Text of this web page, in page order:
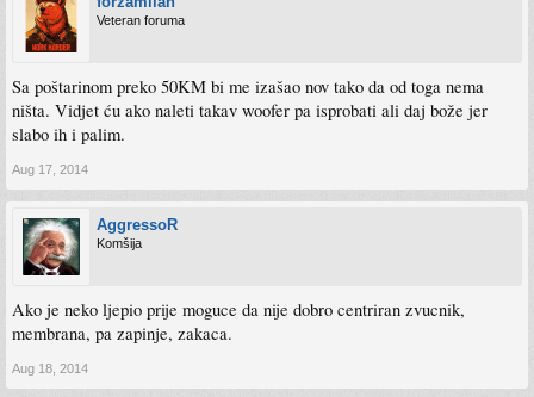
Veteran foruma
Sa poštarinom preko 50KM bi me izašao nov tako da od toga nema
ništa. Vidjet ću ako naleti takav woofer pa isprobati ali daj bože jer
slabo ih i palim.
Aug 17, 2014
AggressoR
Komšija
Ako je neko ljepio prije moguce da nije dobro centriran zvucnik,
membrana, pa zapinje, zakaca.
Aug 18, 2014